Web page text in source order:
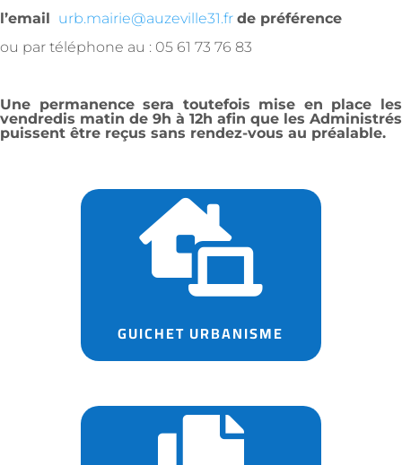
l’email urb.mairie@auzeville31.fr de préférence
ou par téléphone au : 05 61 73 76 83
Une permanence sera toutefois mise en place les
vendredis matin de 9h à 12h afin que les Administrés
puissent être reçus sans rendez-vous au préalable.

GUICHET URBANISME